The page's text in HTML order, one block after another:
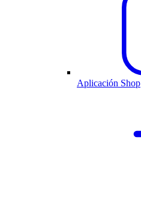
Aplicación Shop